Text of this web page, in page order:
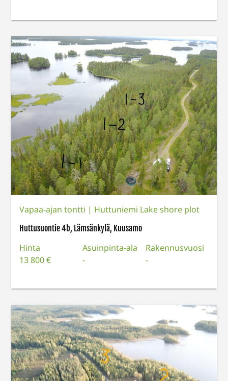
Vapaa-ajan tontti | Huttuniemi Lake shore plot
Huttusuontie 4b, Lämsänkylä, Kuusamo
Hinta
13 800 €
Asuinpinta-ala
-
Rakennusvuosi
-